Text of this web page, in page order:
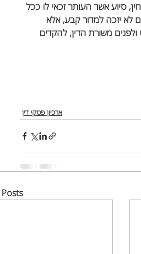
סיוע אשר העותר זכאי לו ככל
לא יזכה למדור קבע, אלא
משורת הדין, להקדים
ארכיון פסקי דין